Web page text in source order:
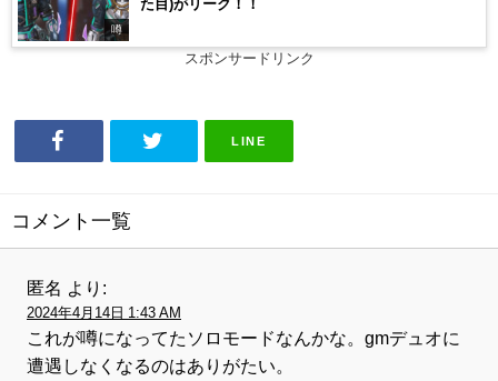
噂
た目)がリーク！！
スポンサードリンク
LINE
コメント一覧
匿名 より:
2024年4月14日 1:43 AM
これが噂になってたソロモードなんかな。gmデュオに
遭遇しなくなるのはありがたい。